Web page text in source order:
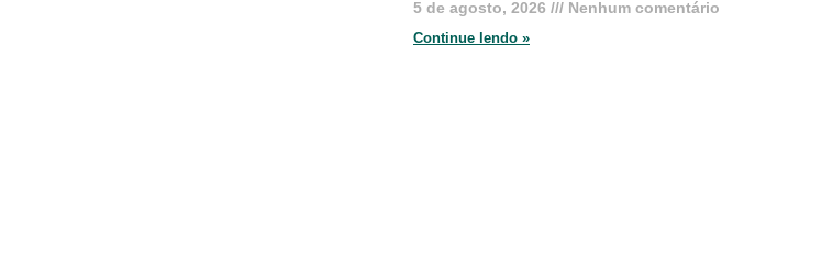
5 de agosto, 2026 Nenhum comentário
Continue lendo »